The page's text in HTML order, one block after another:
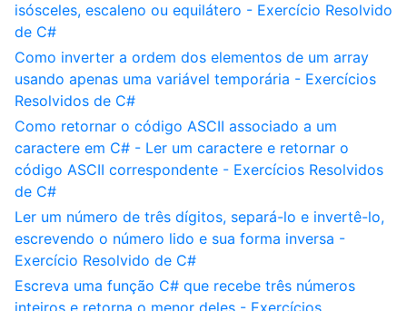
isósceles, escaleno ou equilátero - Exercício Resolvido
de C#
Como inverter a ordem dos elementos de um array
usando apenas uma variável temporária - Exercícios
Resolvidos de C#
Como retornar o código ASCII associado a um
caractere em C# - Ler um caractere e retornar o
código ASCII correspondente - Exercícios Resolvidos
de C#
Ler um número de três dígitos, separá-lo e invertê-lo,
escrevendo o número lido e sua forma inversa -
Exercício Resolvido de C#
Escreva uma função C# que recebe três números
inteiros e retorna o menor deles - Exercícios